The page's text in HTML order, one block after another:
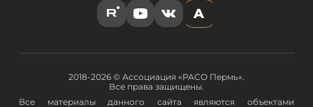
R Y V A
2018-2026 © Ассоциация «РАСО Пермь».
Все права защищены.
Все материалы данного сайта являются объектами